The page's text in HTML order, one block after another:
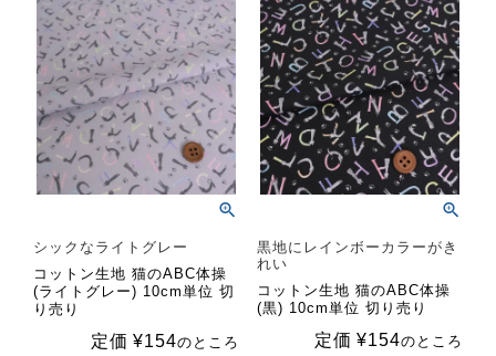
シックなライトグレー
コットン生地 猫のABC体操
(ライトグレー) 10cm単位 切
り売り
定価 ¥154のところ
黒地にレインボーカラーがき
れい
コットン生地 猫のABC体操
(黒) 10cm単位 切り売り
定価 ¥154のところ